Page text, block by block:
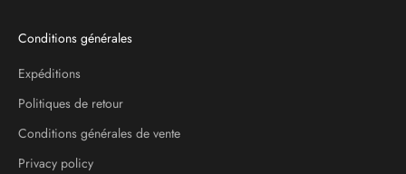
Conditions générales
Expéditions
Politiques de retour
Conditions générales de vente
Privacy policy